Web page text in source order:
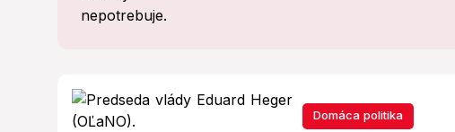
Domáca politika